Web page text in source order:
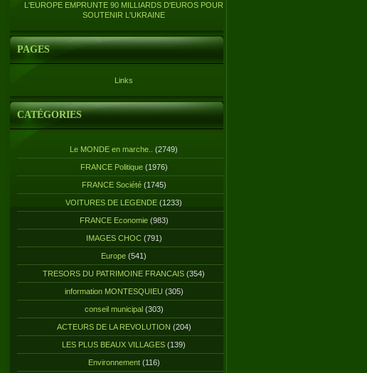
L'EUROPE EMPRUNTE 90 MILLIARDS D'EUROS POUR
SOUTENIR L'UKRAINE
PAGES
Links
CATÉGORIES
Le MONDE en marche.. (2749)
FRANCE Politique(1976)
FRANCE Société(1745)
VOITURES DE LEGENDE (1233)
FRANCE Economie(983)
IMAGES CHOC(791)
Europe (541)
TRESORS DU PATRIMOINE FRANCAIS (354)
information MONTESQUIEU (305)
conseil municipal(303)
ACTEURS DE LA REVOLUTION (204)
LES PLUS BEAUX VILLAGES (139)
Environnement(116)